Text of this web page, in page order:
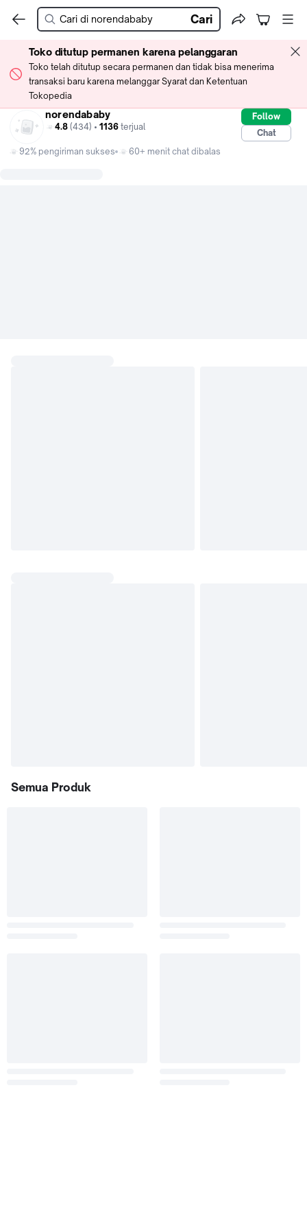
Cari
Toko ditutup permanen karena pelanggaran
Toko telah ditutup secara permanen dan tidak bisa menerima
transaksi baru karena melanggar Syarat dan Ketentuan
Tokopedia
norendababy
4.8 (434) • 1136 terjual
Follow
Chat
92% pengiriman sukses
60+ menit chat dibalas
Semua Produk